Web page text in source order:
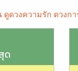
ดวงความรัก ดวงกา
ด